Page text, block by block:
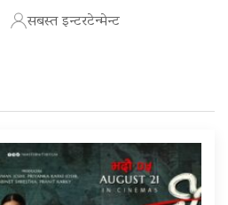
सबस्त इन्टरटेन्मेन्ट